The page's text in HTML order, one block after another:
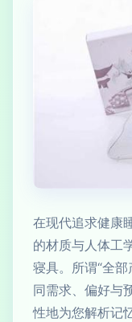
在现代追求健康
的材质与人体工
寝具。所谓“全
同需求、偏好与
性地为您解析记